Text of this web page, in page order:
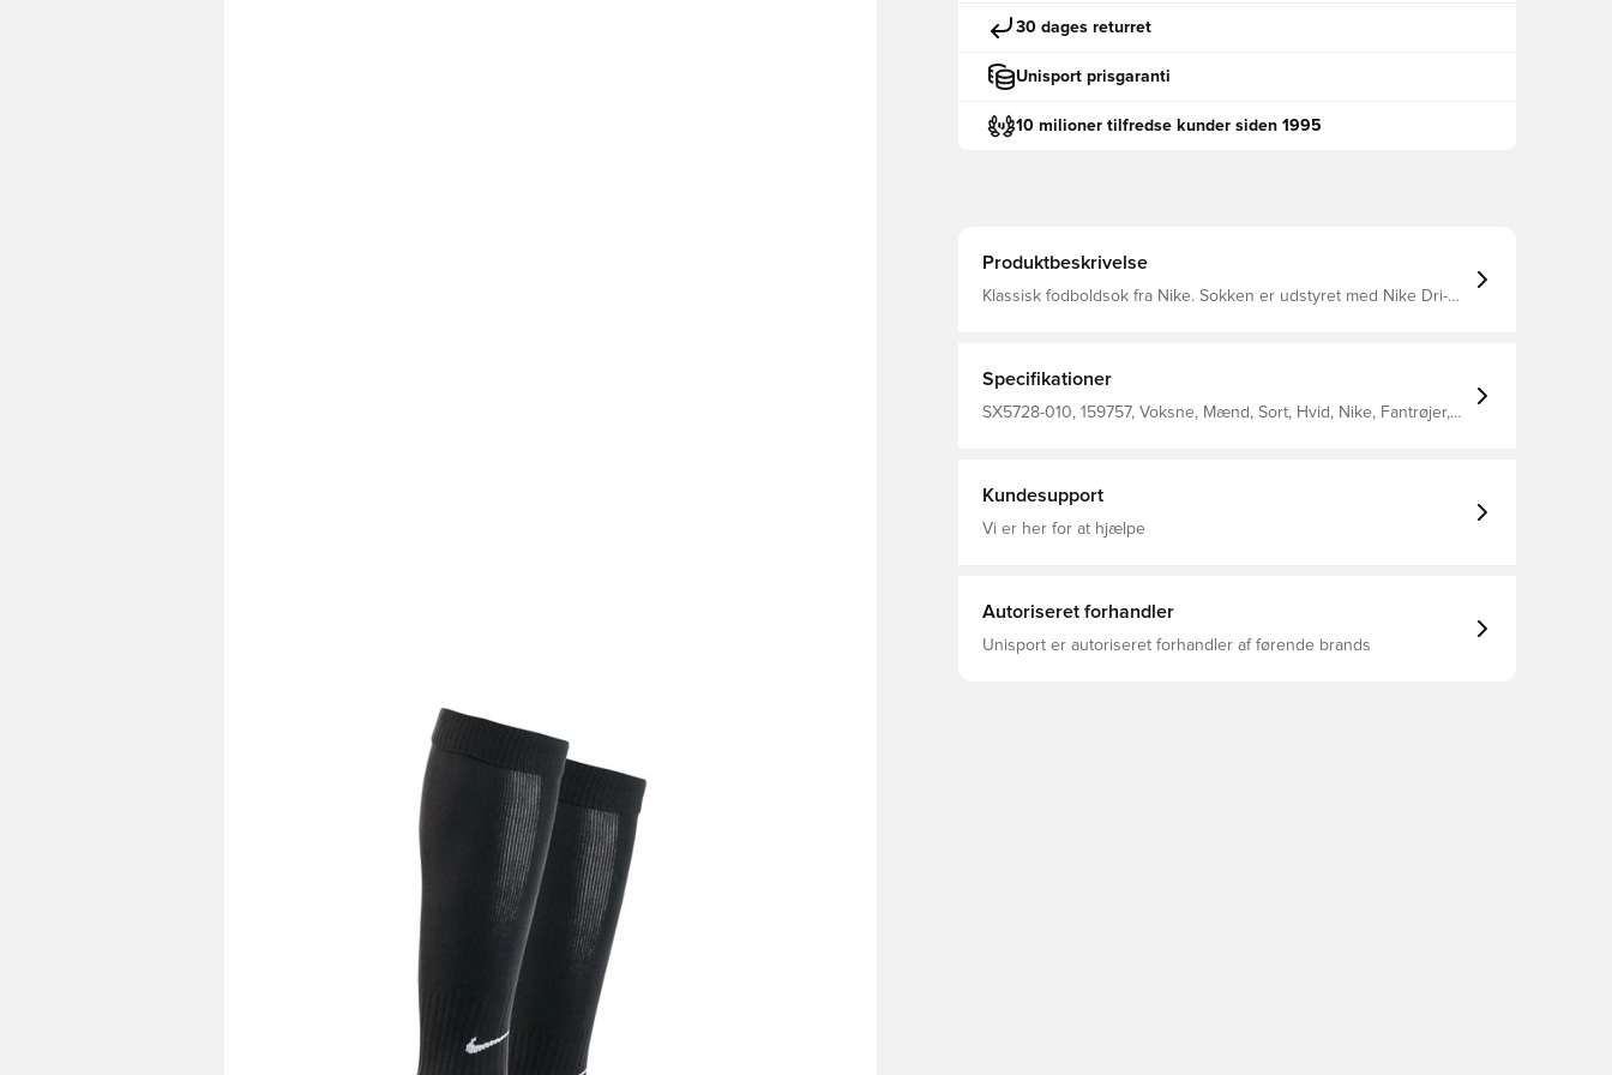
30 dages returret
Unisport prisgaranti
10 milioner tilfredse kunder siden 1995
Produktbeskrivelse
Klassisk fodboldsok fra Nike. Sokken er udstyret med Nike Dri-
Specifikationer
SX5728-010, 159757, Voksne, Mænd, Sort, Hvid, Nike, Fantrøjer,
Kundesupport
Vi er her for at hjælpe
Autoriseret forhandler
Unisport er autoriseret forhandler af førende brands